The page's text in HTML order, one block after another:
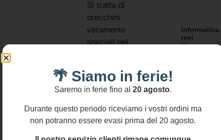
Si tratta di
orecchini
veramente
speciali nel
esprimono
uno stile
molto
MATERIALI:
Informativa
resi
Si
🌴 Siamo in ferie!
Saremo in ferie fino al 20 agosto.
Durante questo periodo riceviamo i vostri ordini ma
non potranno essere evasi prima del 20 agosto.